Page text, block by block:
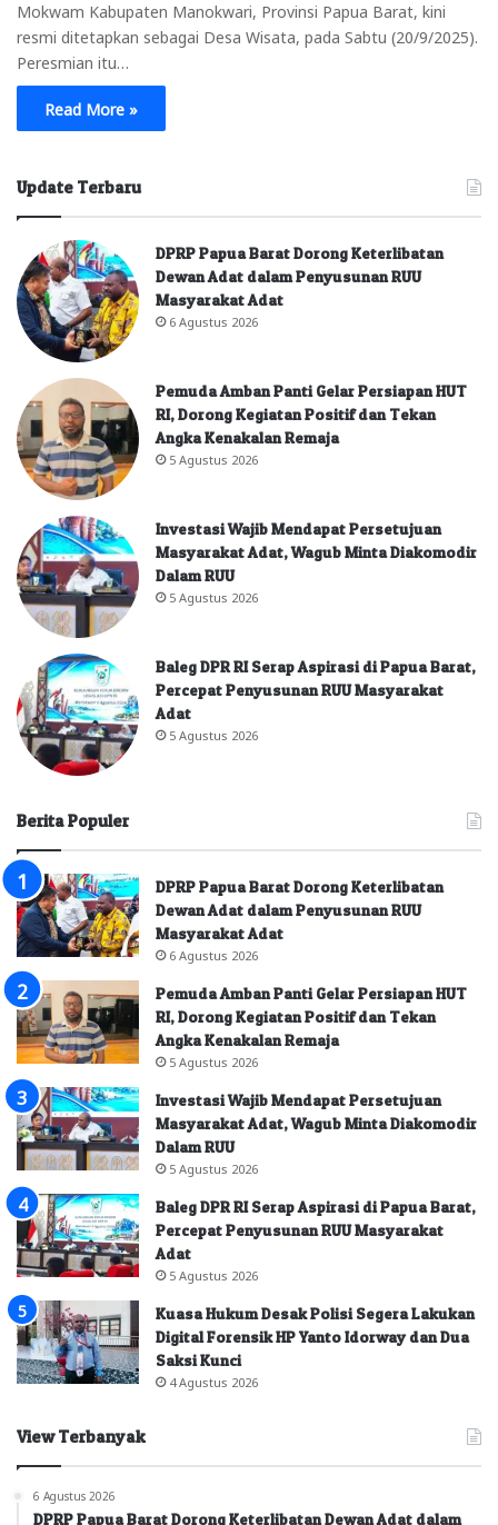
Mokwam Kabupaten Manokwari, Provinsi Papua Barat, kini
resmi ditetapkan sebagai Desa Wisata, pada Sabtu (20/9/2025).
Peresmian itu…
Read More »
Update Terbaru
DPRP Papua Barat Dorong Keterlibatan
Dewan Adat dalam Penyusunan RUU
Masyarakat Adat
6 Agustus 2026
Pemuda Amban Panti Gelar Persiapan HUT
RI, Dorong Kegiatan Positif dan Tekan
Angka Kenakalan Remaja
5 Agustus 2026
Investasi Wajib Mendapat Persetujuan
Masyarakat Adat, Wagub Minta Diakomodir
Dalam RUU
5 Agustus 2026
Baleg DPR RI Serap Aspirasi di Papua Barat,
Percepat Penyusunan RUU Masyarakat
Adat
5 Agustus 2026
Berita Populer
DPRP Papua Barat Dorong Keterlibatan
Dewan Adat dalam Penyusunan RUU
Masyarakat Adat
6 Agustus 2026
Pemuda Amban Panti Gelar Persiapan HUT
RI, Dorong Kegiatan Positif dan Tekan
Angka Kenakalan Remaja
5 Agustus 2026
Investasi Wajib Mendapat Persetujuan
Masyarakat Adat, Wagub Minta Diakomodir
Dalam RUU
5 Agustus 2026
Baleg DPR RI Serap Aspirasi di Papua Barat,
Percepat Penyusunan RUU Masyarakat
Adat
5 Agustus 2026
Kuasa Hukum Desak Polisi Segera Lakukan
Digital Forensik HP Yanto Idorway dan Dua
Saksi Kunci
4 Agustus 2026
View Terbanyak
6 Agustus 2026
DPRP Papua Barat Dorong Keterlibatan Dewan Adat dalam